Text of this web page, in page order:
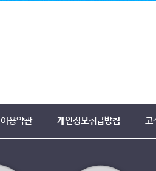
이용약관 개인정보취급방침 고